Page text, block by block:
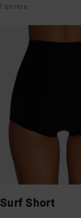
l'arrière
Surf Short